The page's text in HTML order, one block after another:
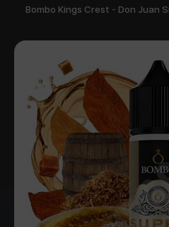
Bombo Kings Crest - Don Juan